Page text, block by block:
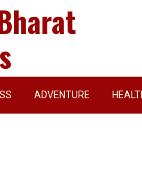
ADVENTURE